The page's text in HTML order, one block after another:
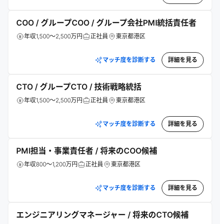
COO / グループCOO / グループ会社PMI統括責任者
年収1,500～2,500万円 正社員 東京都港区
マッチ度を診断する 詳細を見る
CTO / グループCTO / 技術戦略統括
年収1,500～2,500万円 正社員 東京都港区
マッチ度を診断する 詳細を見る
PMI担当・事業責任者 / 将来のCOO候補
年収800～1,200万円 正社員 東京都港区
マッチ度を診断する 詳細を見る
エンジニアリングマネージャー / 将来のCTO候補